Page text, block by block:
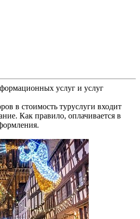
услуг и услуг
в стоимость туруслуги входит
Как правило, оплачивается в